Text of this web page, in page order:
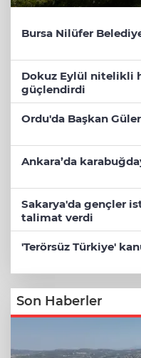
Bursa Nilüfer
Dokuz Eylül nitelikli
güçlendirdi
Ordu'da Başkan
Ankara’da
Sakarya'da gençler
talimat verdi
'Terörsüz Türkiye'
Son Haberler